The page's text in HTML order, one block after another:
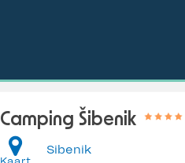
Camping Šibenik
Sibenik